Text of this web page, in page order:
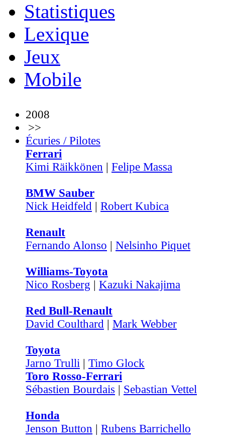
Statistiques
Lexique
Jeux
Mobile
2008
>>
Écuries / Pilotes
Ferrari
Kimi Räikkönen | Felipe Massa
BMW Sauber
Nick Heidfeld | Robert Kubica
Renault
Fernando Alonso | Nelsinho Piquet
Williams-Toyota
Nico Rosberg | Kazuki Nakajima
Red Bull-Renault
David Coulthard | Mark Webber
Toyota
Jarno Trulli | Timo Glock
Toro Rosso-Ferrari
Sébastien Bourdais | Sebastian Vettel
Honda
Jenson Button | Rubens Barrichello